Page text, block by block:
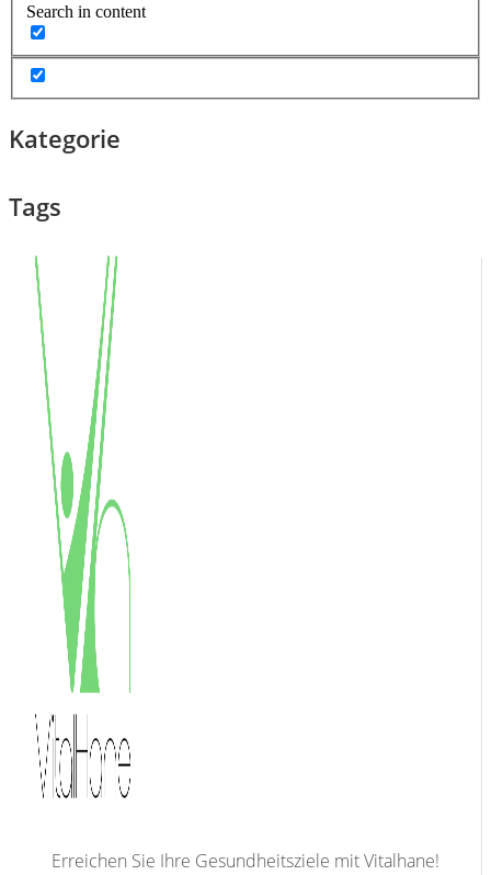
Search in content
Kategorie
Tags
Erreichen Sie Ihre Gesundheitsziele mit Vitalhane!